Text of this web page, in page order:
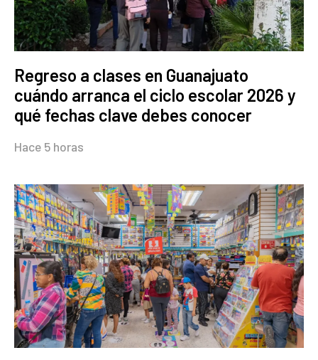
Regreso a clases en Guanajuato
cuándo arranca el ciclo escolar 2026 y
qué fechas clave debes conocer
Hace 5 horas